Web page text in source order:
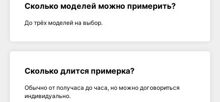
Сколько моделей можно примерить?
До трёх моделей на выбор.
Сколько длится примерка?
Обычно от получаса до часа, но можно договориться
индивидуально.